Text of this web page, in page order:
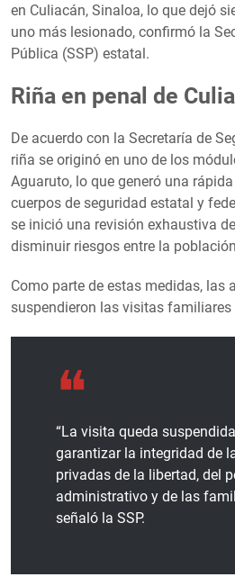
en Culiacán, Sinaloa, lo que dejó
uno más lesionado, confirmó la
Pública (SSP) estatal.
Riña en penal de
De acuerdo con la Secretaría de
riña se originó en uno de los
Aguaruto, lo que generó una
cuerpos de seguridad estatal y
se inició una revisión exhaustiva
disminuir riesgos entre la
Como parte de estas medidas, las
suspendieron las visitas familiares
“La visita queda
garantizar la integridad de
privadas de la libertad, del
administrativo y de las
señaló la SSP.